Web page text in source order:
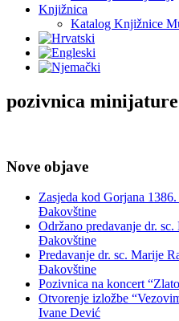
Knjižnica
Katalog Knjižnice
pozivnica
Nove objave
Zasjeda kod Gorjana
Đakovštine
Održano predavanje dr.
Đakovštine
Predavanje dr. sc. Marije
Đakovštine
Pozivnica na koncert
Otvorenje izložbe
Ivane Dević